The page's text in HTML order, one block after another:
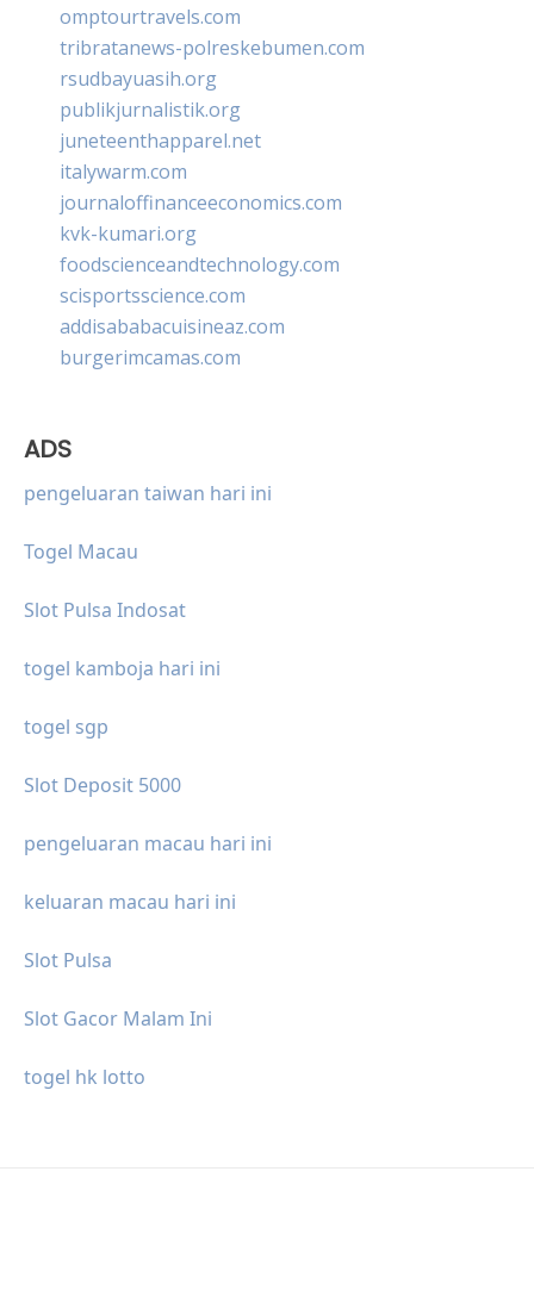
omptourtravels.com
tribratanews-polreskebumen.com
rsudbayuasih.org
publikjurnalistik.org
juneteenthapparel.net
italywarm.com
journaloffinanceeconomics.com
kvk-kumari.org
foodscienceandtechnology.com
scisportsscience.com
addisababacuisineaz.com
burgerimcamas.com
ADS
pengeluaran taiwan hari ini
Togel Macau
Slot Pulsa Indosat
togel kamboja hari ini
togel sgp
Slot Deposit 5000
pengeluaran macau hari ini
keluaran macau hari ini
Slot Pulsa
Slot Gacor Malam Ini
togel hk lotto